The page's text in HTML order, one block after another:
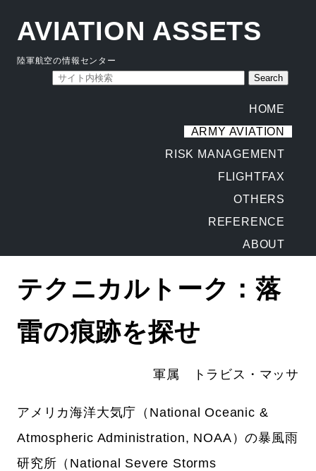
AVIATION ASSETS
陸軍航空の情報センター
HOME
ARMY AVIATION
RISK MANAGEMENT
FLIGHTFAX
OTHERS
REFERENCE
ABOUT
テクニカルトーク：落
雷の痕跡を探せ
軍属 トラビス・マッサ
アメリカ海洋大気庁（National Oceanic &
Atmospheric Administration, NOAA）の暴風雨
研究所（National Severe Storms